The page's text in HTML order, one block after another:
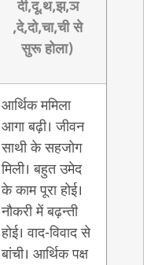
दी,दू,थ,झ,ञ
,दे,दो,चा,ची से
सुरू होला)
आर्थिक ममिला
आगा बढ़ी। जीवन
साथी के सहजोग
मिली। बहुत उमेद
के काम पूरा होई।
नौकरी में बढ़न्ती
होई। वाद-विवाद से
बांची। आर्थिक पक्ष